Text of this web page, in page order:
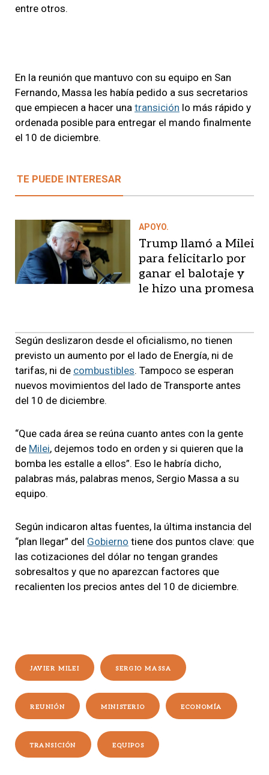
entre otros.
En la reunión que mantuvo con su equipo en San
Fernando, Massa les había pedido a sus secretarios
que empiecen a hacer una transición lo más rápido y
ordenada posible para entregar el mando finalmente
el 10 de diciembre.
TE PUEDE INTERESAR
APOYO.
Trump llamó a Milei
para felicitarlo por
ganar el balotaje y
le hizo una promesa
Según deslizaron desde el oficialismo, no tienen
previsto un aumento por el lado de Energía, ni de
tarifas, ni de combustibles. Tampoco se esperan
nuevos movimientos del lado de Transporte antes
del 10 de diciembre.
“Que cada área se reúna cuanto antes con la gente
de Milei, dejemos todo en orden y si quieren que la
bomba les estalle a ellos”. Eso le habría dicho,
palabras más, palabras menos, Sergio Massa a su
equipo.
Según indicaron altas fuentes, la última instancia del
“plan llegar” del Gobierno tiene dos puntos clave: que
las cotizaciones del dólar no tengan grandes
sobresaltos y que no aparezcan factores que
recalienten los precios antes del 10 de diciembre.
JAVIER MILEI SERGIO MASSA
REUNIÓN MINISTERIO ECONOMÍA
TRANSICIÓN EQUIPOS